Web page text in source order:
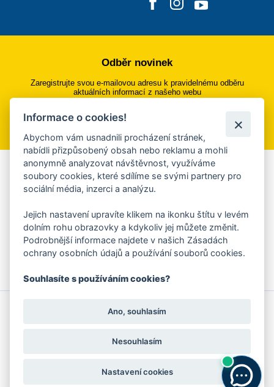
Odběr novinek
Zaregistrujte svou e-mailovou adresu k pravidelnému odběru
aktuálních informací z našeho webu
Přihlásit se k odběru
Aplikace Mobilní rozhlas
Chcete dostávat do svého mobilu či mailu upozornění na
ankety, pozvánky na kulturní a sportovní akce?
Více informací o aplikaci
Ochrana osobních údajů
Informace o cookies!
Abychom vám usnadnili procházení stránek,
nabídli přizpůsobený obsah nebo reklamu a mohli
anonymně analyzovat návštěvnost, využíváme
soubory cookies, které sdílíme se svými partnery pro
sociální média, inzerci a analýzu.
Jejich nastavení upravíte klikem na ikonku štítu v levém
dolním rohu obrazovky a kdykoliv jej můžete změnit.
Podrobnější informace najdete v našich Zásadách
ochrany osobních údajů a používání souborů cookies.
Souhlasíte s používáním cookies?
Ano, souhlasím
Nesouhlasím
Nastavení cookies